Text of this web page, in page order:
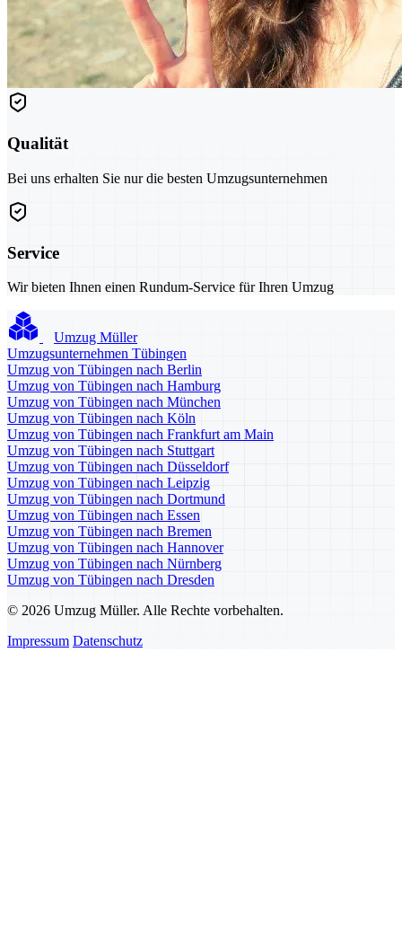
Qualität
Bei uns erhalten Sie nur die besten Umzugsunternehmen
Service
Wir bieten Ihnen einen Rundum-Service für Ihren Umzug
Umzug Müller
Umzugsunternehmen Tübingen
Umzug von Tübingen nach Berlin
Umzug von Tübingen nach Hamburg
Umzug von Tübingen nach München
Umzug von Tübingen nach Köln
Umzug von Tübingen nach Frankfurt am Main
Umzug von Tübingen nach Stuttgart
Umzug von Tübingen nach Düsseldorf
Umzug von Tübingen nach Leipzig
Umzug von Tübingen nach Dortmund
Umzug von Tübingen nach Essen
Umzug von Tübingen nach Bremen
Umzug von Tübingen nach Hannover
Umzug von Tübingen nach Nürnberg
Umzug von Tübingen nach Dresden
© 2026 Umzug Müller. Alle Rechte vorbehalten.
Impressum Datenschutz